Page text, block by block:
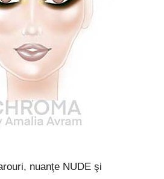
nuanţe NUDE şi